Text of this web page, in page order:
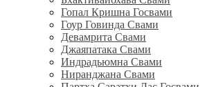
Гопал Кришна Госвами
Гоур Говинда Свами
Девамрита Свами
Джаяпатака Свами
Индрадьюмна Свами
Ниранджана Свами